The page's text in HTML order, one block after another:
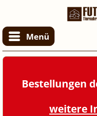
Menü
Bestellungen
weitere